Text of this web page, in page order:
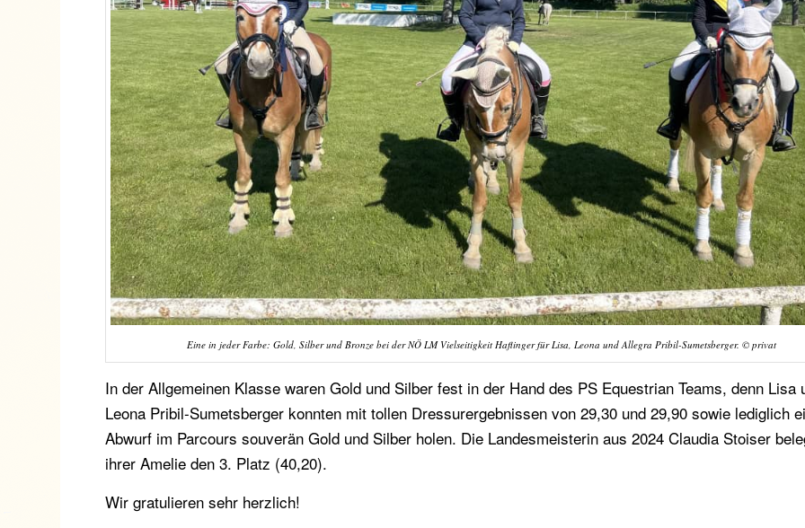
Eine in jeder Farbe: Gold, Silber und Bronze bei der NÖ LM Vielseitigkeit Haflinger für Lisa, Leona und Allegra Pribil-Sumetsberger. © privat
In der Allgemeinen Klasse waren Gold und Silber fest in der Hand des PS Equestrian Teams, denn Lisa
Leona Pribil-Sumetsberger konnten mit tollen Dressurergebnissen von 29,30 und 29,90 sowie lediglich
Abwurf im Parcours souverän Gold und Silber holen. Die Landesmeisterin aus 2024 Claudia Stoiser
ihrer Amelie den 3. Platz (40,20).
Wir gratulieren sehr herzlich!